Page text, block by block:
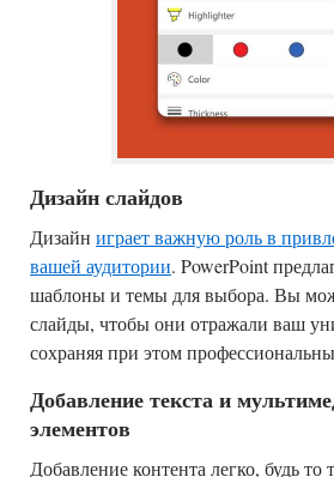
Дизайн слайдов
Дизайн играет важную роль в
вашей аудитории. PowerPoint
шаблоны и темы для выбора. Вы
слайды, чтобы они отражали ваш
сохраняя при этом
Добавление текста и
элементов
Добавление контента легко, будь то